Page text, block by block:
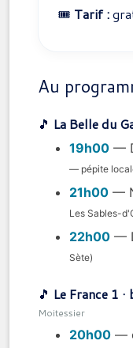
🎟️ Tarif :
Au
🎵 La Belle du
19h00 —
— pépite
21h00 —
Les Sables-
22h00 —
Sète)
🎵 Le France 1
Moitessier
20h00 —